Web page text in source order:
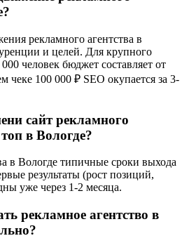
рекламного агентства в
и целей. Для крупного
человек бюджет составляет от
чеке 100 000 ₽ SEO окупается за 3-
сайт рекламного
в Вологде?
в Вологде типичные сроки выхода
результаты (рост позиций,
уже через 1-2 месяца.
рекламное агентство в